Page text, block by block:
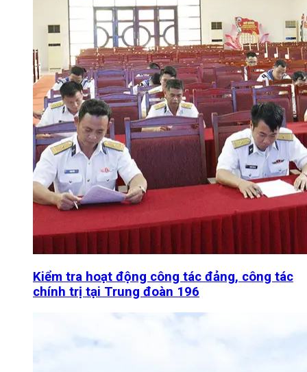
Kiểm tra hoạt động công tác đảng, công tác
chính trị tại Trung đoàn 196